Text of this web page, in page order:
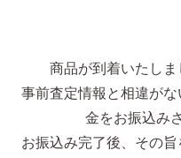
商品が到着いたしま
事前査定情報と相違が
金をお振込み
お振込み完了後、その